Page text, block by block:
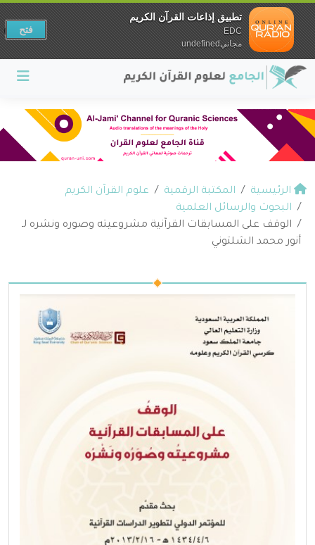
الرئيسية المكتبة الرقمية
علوم القرآن الكريم
البحوث والرسائل العلمية
الوقف على المسابقات القرآنية مشروعيته وصوره ونشره لـ
أنور محمد الشلتوني
تطبيق إذاعات القرآن الكريم
EDC
مجانيundefined
فتح